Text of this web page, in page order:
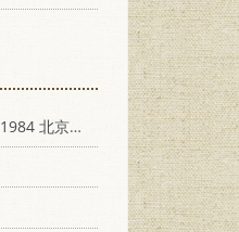
1984 北京：中国铁道出版社 15043·4168